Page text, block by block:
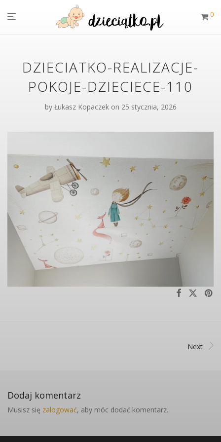
0
DZIECIATKO-REALIZACJE-
POKOJE-DZIECIECE-110
by Łukasz Kopaczek on 25 stycznia, 2026
Next
Dodaj komentarz
Musisz się zalogować, aby móc dodać komentarz.